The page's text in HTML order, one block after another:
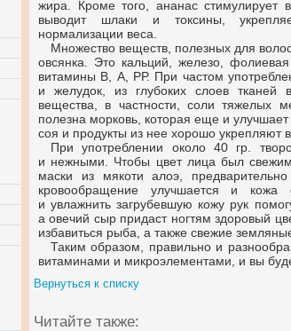
жира. Кроме того, ананас стимулирует
выводит шлаки и токсины,
нормализации веса.
Множество веществ, полезных для
овсянка. Это кальций, железо,
витамины В, А, РР. При частом
и желудок, из глубоких слоев тканей
вещества, в частности, соли тяжелых
полезна морковь, которая еще и
соя и продукты из нее хорошо укрепляют
При употреблении около 40 гр.
и нежными. Чтобы цвет лица был
маски из мякоти алоэ,
кровообращение улучшается и кожа
и увлажнить загрубевшую кожу рук
а овечий сыр придаст ногтям здоровый
избавиться рыба, а также свежие
Таким образом, правильно и
витаминами и микроэлементами, и вы
Вернуться к списку
Читайте также: